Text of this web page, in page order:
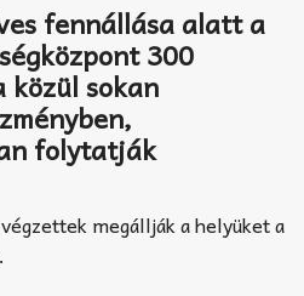
fennállása alatt a
300
sokan
folytatják
megállják a helyüket a